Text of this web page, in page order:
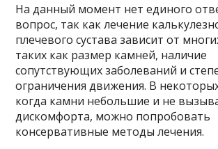
На данный момент нет единого
вопрос, так как лечение
плечевого сустава зависит от
таких как размер камней, наличие
сопутствующих заболеваний и
ограничения движения. В некоторых
когда камни небольшие и не
дискомфорта, можно попробовать
консервативные методы лечения.